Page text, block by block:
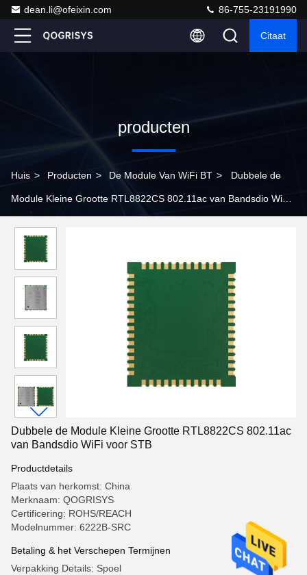
dean.li@ofeixin.com 86-755-23191990
Citaat
producten
Huis > Producten > De Module Van WiFi BT > Dubbele de
Module Kleine Grootte RTL8822CS 802.11ac van Bandsdio WiFi
Dubbele de Module Kleine Grootte RTL8822CS 802.11ac
van Bandsdio WiFi voor STB
Productdetails
Plaats van herkomst: China
Merknaam: QOGRISYS
Certificering: ROHS/REACH
Modelnummer: 6222B-SRC
Betaling & het Verschepen Termijnen
Verpakking Details: Spoel